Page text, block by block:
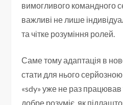
вимогливого командного
важливі не лише
та чітке розуміння ролей.
Саме тому адаптація в
стати для нього
«sdy» уже не раз працював
добре розуміє, як